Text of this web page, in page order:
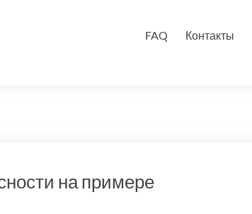
FAQ Контакты
на примере